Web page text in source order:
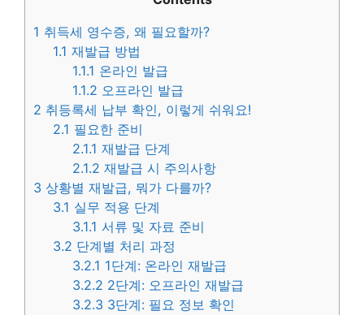
1 취득세 영수증, 왜 필요할까?
1.1 재발급 방법
1.1.1 온라인 발급
1.1.2 오프라인 발급
2 취등록세 납부 확인, 이렇게 쉬워요!
2.1 필요한 준비
2.1.1 재발급 단계
2.1.2 재발급 시 주의사항
3 상황별 재발급, 뭐가 다를까?
3.1 실무 적용 단계
3.1.1 서류 및 자료 준비
3.2 단계별 처리 과정
3.2.1 1단계: 온라인 재발급
3.2.2 2단계: 오프라인 재발급
3.2.3 3단계: 필요 정보 확인